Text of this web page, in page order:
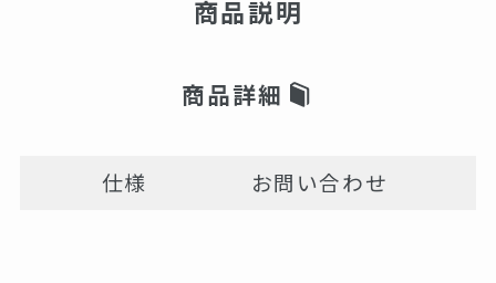
商品説明
商品詳細
仕様 お問い合わせ